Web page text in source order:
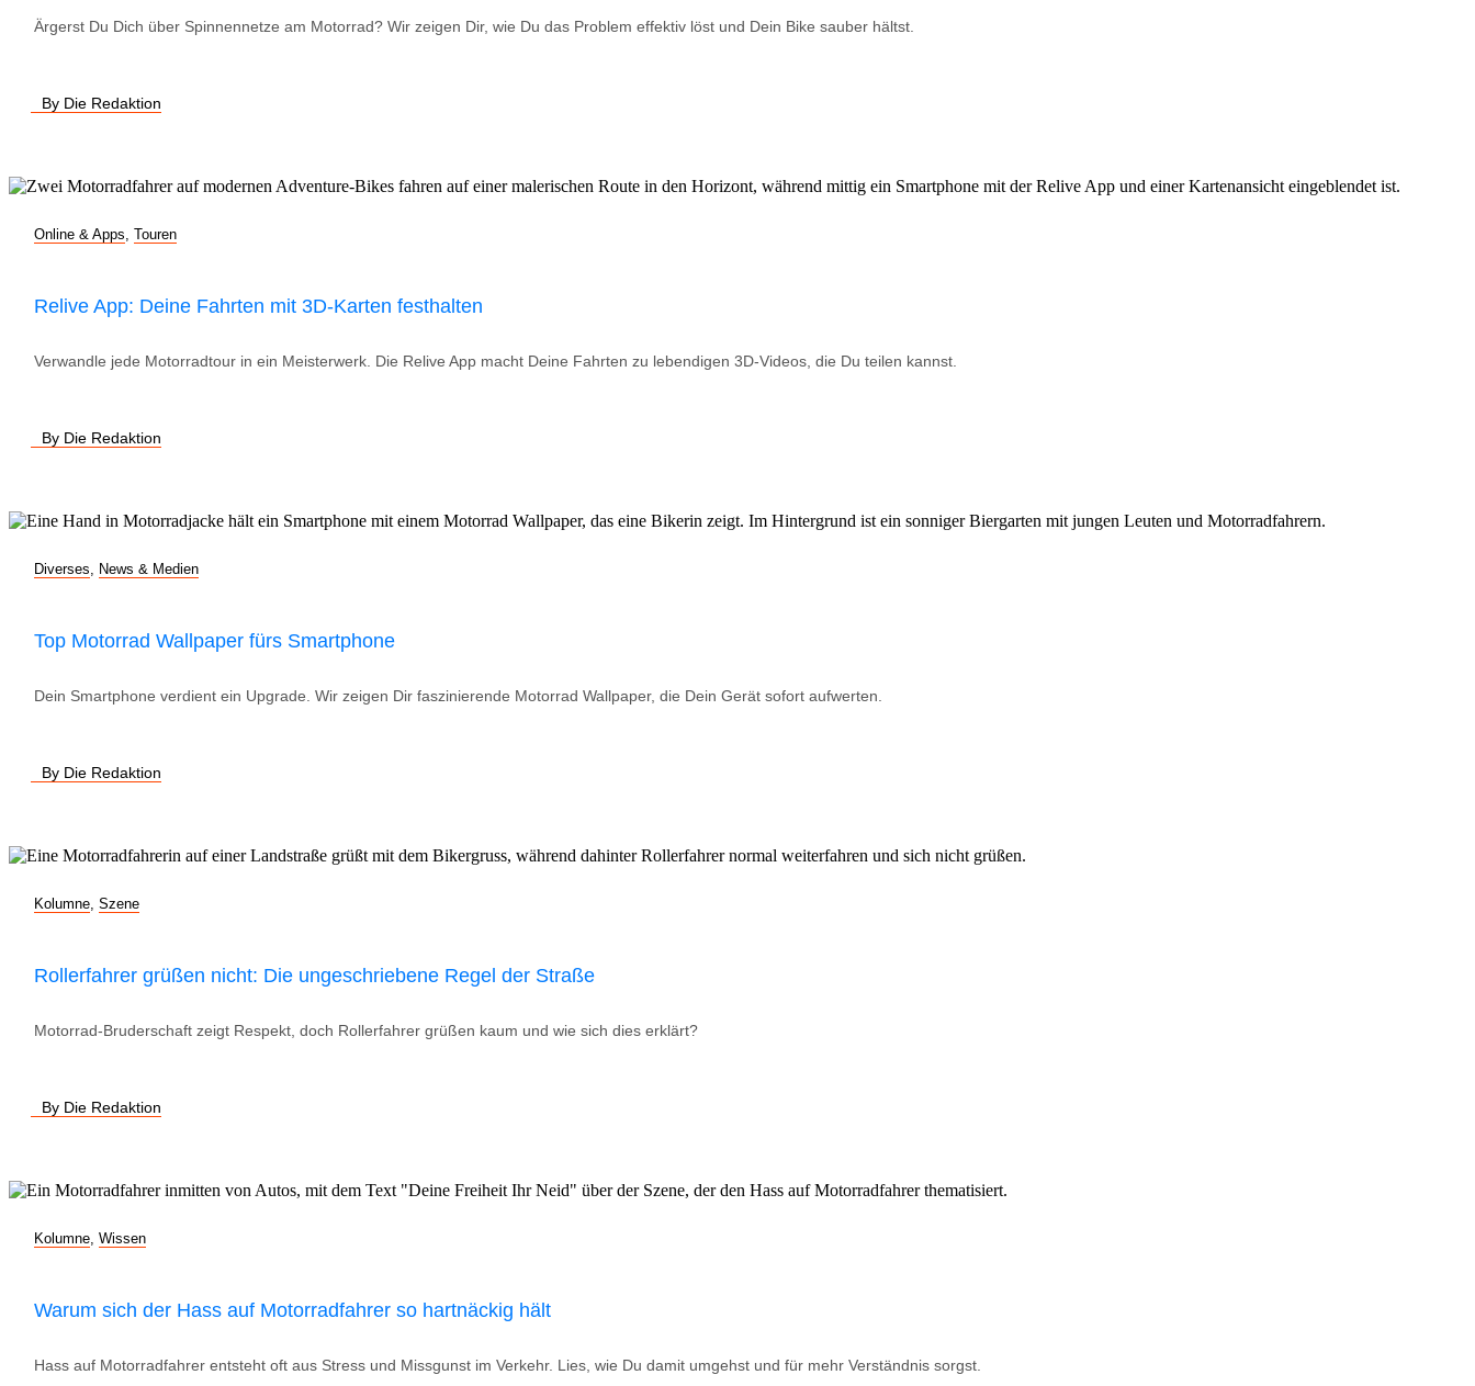
Ärgerst Du Dich über Spinnennetze am Motorrad? Wir zeigen Dir, wie Du das Problem effektiv löst und Dein Bike sauber hältst.
By Die Redaktion
Online & Apps Touren
Relive App: Deine Fahrten mit 3D-Karten festhalten
Verwandle jede Motorradtour in ein Meisterwerk. Die Relive App macht Deine Fahrten zu lebendigen 3D-Videos, die Du teilen kannst.
By Die Redaktion
Diverses News & Medien
Top Motorrad Wallpaper fürs Smartphone
Dein Smartphone verdient ein Upgrade. Wir zeigen Dir faszinierende Motorrad Wallpaper, die Dein Gerät sofort aufwerten.
By Die Redaktion
Kolumne Szene
Rollerfahrer grüßen nicht: Die ungeschriebene Regel der Straße
Motorrad-Bruderschaft zeigt Respekt, doch Rollerfahrer grüßen kaum und wie sich dies erklärt?
By Die Redaktion
Kolumne Wissen
Warum sich der Hass auf Motorradfahrer so hartnäckig hält
Hass auf Motorradfahrer entsteht oft aus Stress und Missgunst im Verkehr. Lies, wie Du damit umgehst und für mehr Verständnis sorgst.